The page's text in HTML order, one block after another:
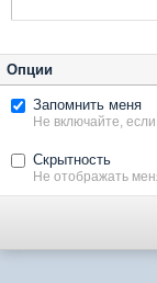
Опции
Запомнить меня
Не включайте,
Скрытность
Не отображать